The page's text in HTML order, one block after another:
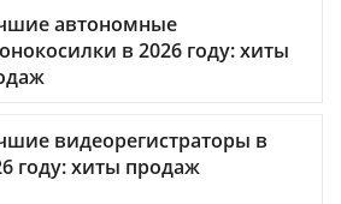
автономные
в 2026 году: хиты
видеорегистраторы в
году: хиты продаж